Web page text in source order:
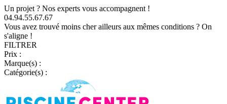
Un projet ? Nos experts vous accompagnent !
04.94.55.67.67
Vous avez trouvé moins cher ailleurs aux mêmes conditions ? On
s'aligne !
FILTRER
Prix :
Marque(s) :
Catégorie(s) :